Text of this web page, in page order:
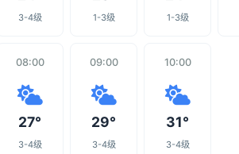
3-4级 1-3级 1-3级
08:00
27°
3-4级
09:00
29°
3-4级
10:00
31°
3-4级